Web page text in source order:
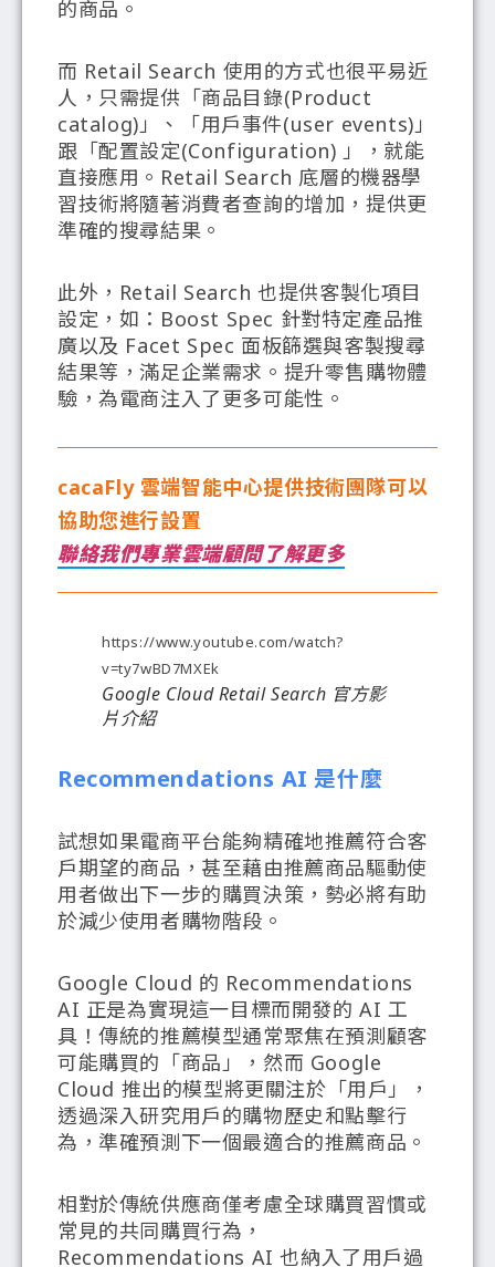
的商品。
而 Retail Search 使用的方式也很平易近
人，只需提供「商品目錄(Product
catalog)」、「用戶事件(user events)」
跟「配置設定(Configuration) 」，就能
直接應用。Retail Search 底層的機器學
習技術將隨著消費者查詢的增加，提供更
準確的搜尋結果。
此外，Retail Search 也提供客製化項目
設定，如：Boost Spec 針對特定產品推
廣以及 Facet Spec 面板篩選與客製搜尋
結果等，滿足企業需求。提升零售購物體
驗，為電商注入了更多可能性。
cacaFly 雲端智能中心提供技術團隊可以
協助您進行設置
聯絡我們專業雲端顧問了解更多
https://www.youtube.com/watch?
v=ty7wBD7MXEk
Google Cloud Retail Search 官方影
片介紹
Recommendations AI 是什麼
試想如果電商平台能夠精確地推薦符合客
戶期望的商品，甚至藉由推薦商品驅動使
用者做出下一步的購買決策，勢必將有助
於減少使用者購物階段。
Google Cloud 的 Recommendations
AI 正是為實現這一目標而開發的 AI 工
具！傳統的推薦模型通常聚焦在預測顧客
可能購買的「商品」，然而 Google
Cloud 推出的模型將更關注於「用戶」，
透過深入研究用戶的購物歷史和點擊行
為，準確預測下一個最適合的推薦商品。
相對於傳統供應商僅考慮全球購買習慣或
常見的共同購買行為，
Recommendations AI 也納入了用戶過